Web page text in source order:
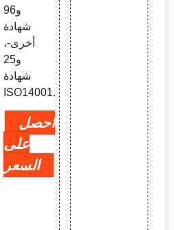
و96
شهادة
أخرى-،
و25
شهادة
ISO14001.
احصل
على
السعر